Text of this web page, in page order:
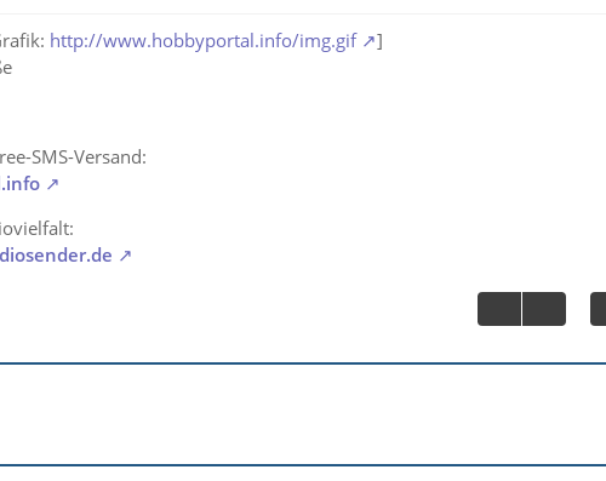
http://www.hobbyportal.info/img.gif
]
SMS-Versand: